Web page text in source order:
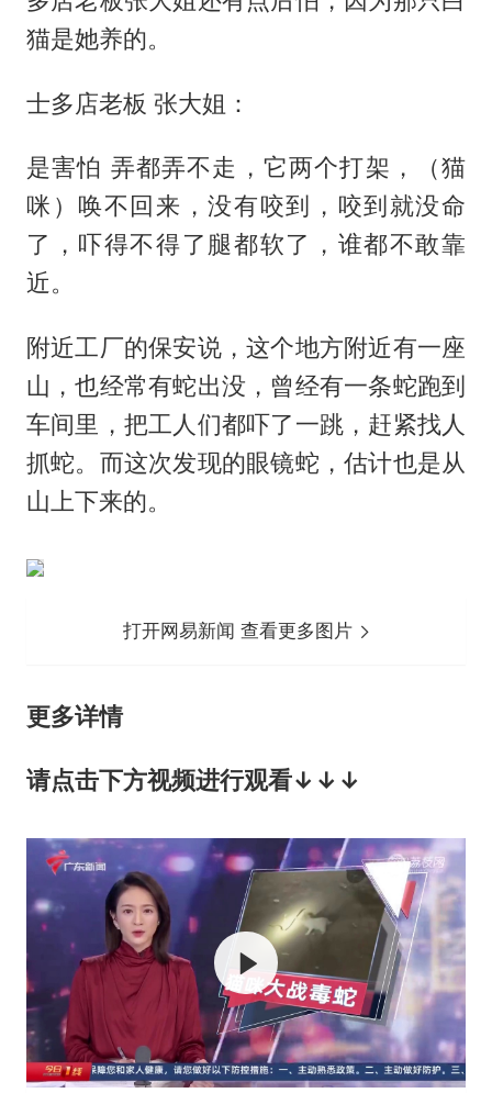
猫是她养的。
士多店老板 张大姐：
是害怕 弄都弄不走，它两个打架，（猫
咪）唤不回来，没有咬到，咬到就没命
了，吓得不得了腿都软了，谁都不敢靠
近。
附近工厂的保安说，这个地方附近有一座
山，也经常有蛇出没，曾经有一条蛇跑到
车间里，把工人们都吓了一跳，赶紧找人
抓蛇。而这次发现的眼镜蛇，估计也是从
山上下来的。
打开网易新闻 查看更多图片
更多详情
请点击下方视频进行观看↓↓↓